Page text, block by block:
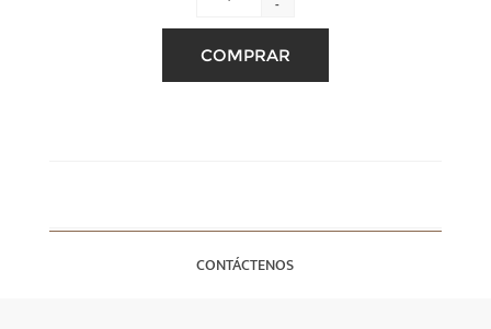
-
CONTÁCTENOS